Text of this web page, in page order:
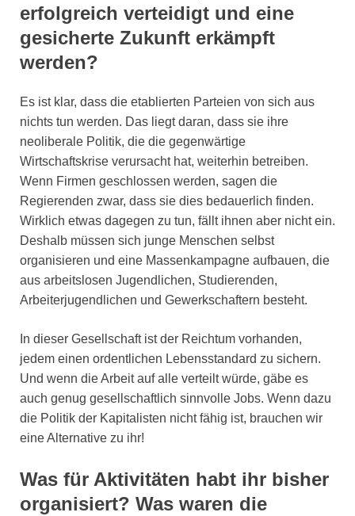
erfolgreich verteidigt und eine
gesicherte Zukunft erkämpft
werden?
Es ist klar, dass die etablierten Parteien von sich aus
nichts tun werden. Das liegt daran, dass sie ihre
neoliberale Politik, die die gegenwärtige
Wirtschaftskrise verursacht hat, weiterhin betreiben.
Wenn Firmen geschlossen werden, sagen die
Regierenden zwar, dass sie dies bedauerlich finden.
Wirklich etwas dagegen zu tun, fällt ihnen aber nicht ein.
Deshalb müssen sich junge Menschen selbst
organisieren und eine Massenkampagne aufbauen, die
aus arbeitslosen Jugendlichen, Studierenden,
Arbeiterjugendlichen und Gewerkschaftern besteht.
In dieser Gesellschaft ist der Reichtum vorhanden,
jedem einen ordentlichen Lebensstandard zu sichern.
Und wenn die Arbeit auf alle verteilt würde, gäbe es
auch genug gesellschaftlich sinnvolle Jobs. Wenn dazu
die Politik der Kapitalisten nicht fähig ist, brauchen wir
eine Alternative zu ihr!
Was für Aktivitäten habt ihr bisher
organisiert? Was waren die